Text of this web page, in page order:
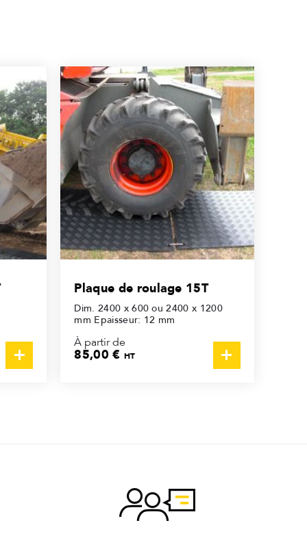
Plaque de roulage 15T
Dim. 2400 x 600 ou 2400 x 1200
mm Epaisseur: 12 mm
À partir de
85,00 € HT